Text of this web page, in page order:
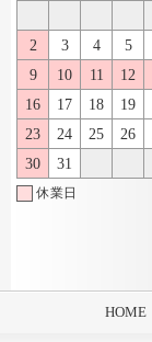
2
3 4 5
9
10 11 12
16
17 18 19
23
24 25 26
30
31
休業日
HOME